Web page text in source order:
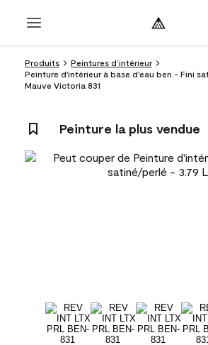
Produits
Peintures d’intérieur
Peinture d'intérieur à base d'eau ben - Fini
Mauve Victoria 831
Peinture la plus vendue